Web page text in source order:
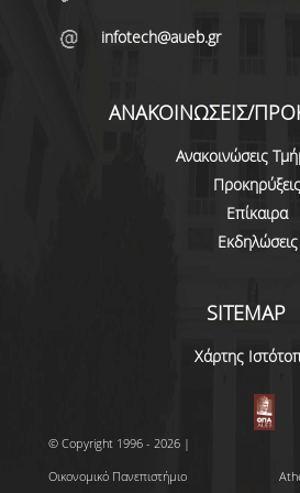
ΑΚΑΔΗΜΑΪΚΟΙ
ΠΙΣΤΟΠΟΙΗΣΗ
ΕΠΑΡΚΕΙΑΣ
ΜΕΤΑΠΤΥΧΙΑΚΑ
ΠΜΣ ΣΤΗΝ ΕΠΙΣΤΗΜΗ
ΠΜΣ ΣΤΗΝ ΑΝΑΠΤΥΞΗ
ΠΛΗΡΟΦΟΡΙΑΚΩΝ
ΕΠΙΣΤΗΜΗ ΔΕΔΟΜΕΝΩΝ
infotech@aueb.gr
ΑΝΑΚΟΙΝΩΣΕΙΣ/
Ανακοινώσεις
Προκηρύξεις
Επίκαιρα
Εκδηλώσεις
SITEMAP
Χάρτης
© Copyright 1996 - 2026 |
Οικονομικό Πανεπιστήμιο